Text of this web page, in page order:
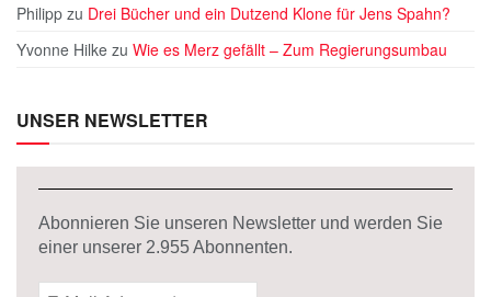
Philipp zu Drei Bücher und ein Dutzend Klone für Jens Spahn?
Yvonne Hilke zu Wie es Merz gefällt – Zum Regierungsumbau
UNSER NEWSLETTER
Abonnieren Sie unseren Newsletter und werden Sie
einer unserer 2.955Abonnenten.